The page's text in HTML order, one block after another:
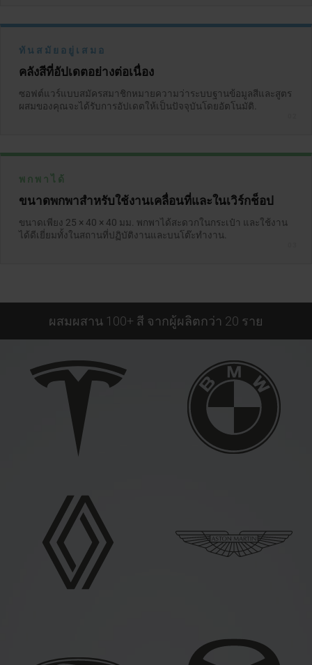
ทันสมัยอยู่เสมอ
คลังสีที่อัปเดตอย่างต่อเนื่อง
ซอฟต์แวร์แบบสมัครสมาชิกหมายความว่าระบบฐานข้อมูลสีและสูตร
ผสมของคุณจะได้รับการอัปเดตให้เป็นปัจจุบันโดยอัตโนมัติ.
พกพาได้
ขนาดพกพาสำหรับใช้งานเคลื่อนที่และในเวิร์กช็อป
ขนาดเพียง 25 × 40 × 40 มม. พกพาได้สะดวกในกระเป๋า และใช้งาน
ได้ดีเยี่ยมทั้งในสถานที่ปฏิบัติงานและบนโต๊ะทำงาน.
ผสมผสาน 100+ สี จากผู้ผลิตกว่า 20 ราย